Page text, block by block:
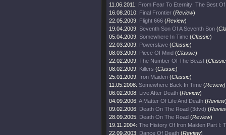
11.06.2011: From Fear To Eternity: The Best
16.08.2010: Final Frontier (Review)
22.05.2009: Flight 666 (Review)
19.04.2009: Seventh Son Of A Seventh Son (
05.04.2009: Somewhere In Time (Classic)
22.03.2009: Powerslave (Classic)
08.03.2009: Piece Of Mind (Classic)
22.02.2009: The Number Of The Beast (Classic
08.02.2009: Killers (Classic)
25.01.2009: Iron Maiden (Classic)
11.05.2008: Somewhere Back In Time (Review)
06.02.2008: Live After Death (Review)
04.09.2006: A Matter Of Life And Death (Review
09.02.2006: Death On The Road (3dvd) (
28.09.2005: Death On The Road (Review)
19.11.2004: The History Of Iron Maiden Part I:
22.09.2003: Dance Of Death (Review)